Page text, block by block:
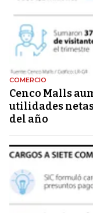
COMERCIO
Cenco Malls
utilidades
del año